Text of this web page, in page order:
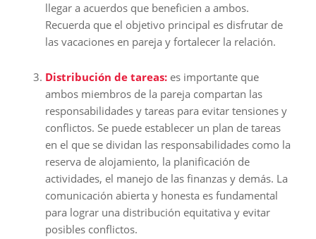
llegar a acuerdos que beneficien a ambos.
Recuerda que el objetivo principal es disfrutar de
las vacaciones en pareja y fortalecer la relación.
Distribución de tareas:es importante que
ambos miembros de la pareja compartan las
responsabilidades y tareas para evitar tensiones y
conflictos. Se puede establecer un plan de tareas
en el que se dividan las responsabilidades como la
reserva de alojamiento, la planificación de
actividades, el manejo de las finanzas y demás. La
comunicación abierta y honesta es fundamental
para lograr una distribución equitativa y evitar
posibles conflictos.